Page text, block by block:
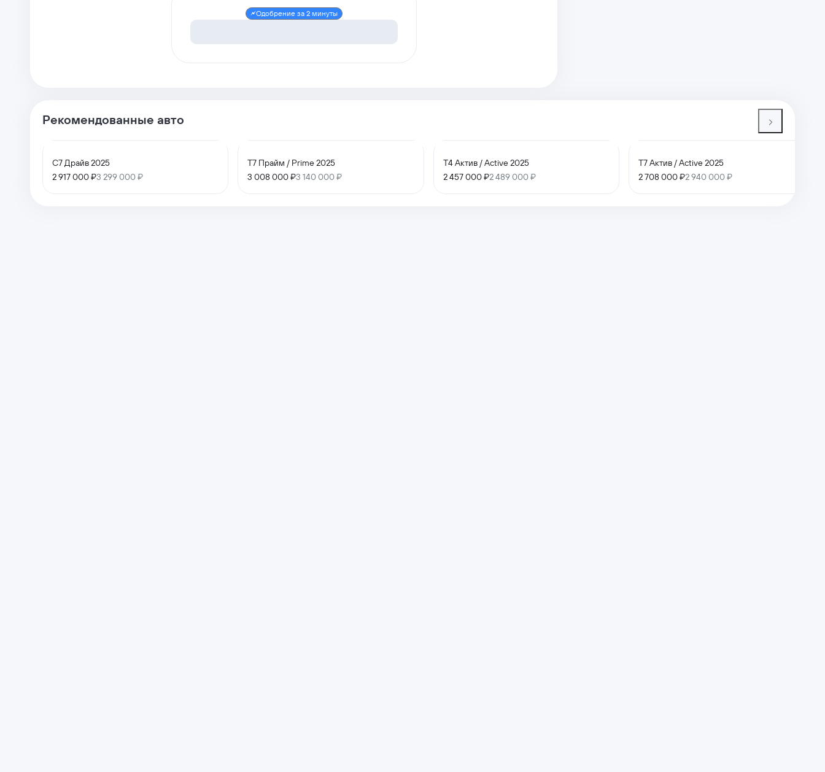
Одобрение за 2 минуты
Рекомендованные авто
C7 Драйв 2025
2 917 000 ₽3 299 000 ₽
T7 Прайм / Prime 2025
3 008 000 ₽3 140 000 ₽
T4 Актив / Active 2025
2 457 000 ₽2 489 000 ₽
T7 Актив / Active 2025
2 708 000 ₽2 940 000 ₽